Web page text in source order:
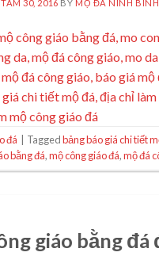
30, 2016 BY MỘ ĐÁ NINH BÌNH
đá Taggedbảng báo giá chi tiết
bằng đá,mộ công giáo đá,mộ đá
giáo bằng